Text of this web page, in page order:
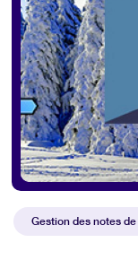
Gestion des notes